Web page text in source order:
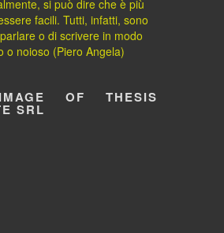
si può dire che è più
facili. Tutti, infatti, sono
o di scrivere in modo
o noioso (Piero Angela)